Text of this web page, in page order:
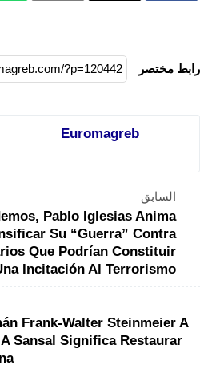
رابط مختصر
Euromagreb
السابق
Pablo Iglesias Anima
Su “guerra” Contra
Que Podrían Constituir
Incitación Al Terrorismo
Frank-Walter Steinmeier A
Sansal Significa Restaurar